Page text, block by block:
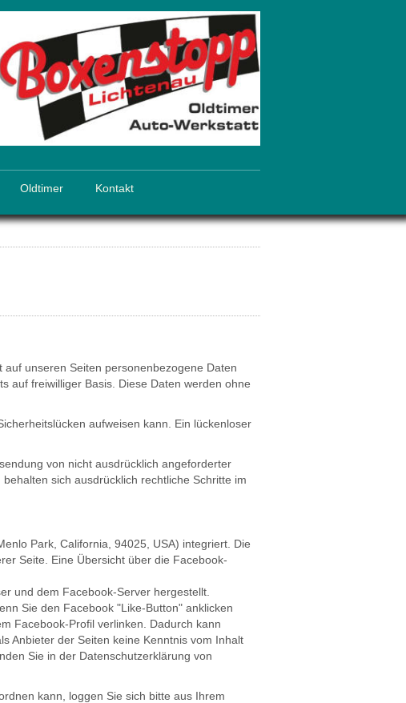
Oldtimer Kontakt
unseren Seiten personenbezogene Daten
auf freiwilliger Basis. Diese Daten werden ohne
aufweisen kann. Ein lückenloser
von nicht ausdrücklich angeforderter
sich ausdrücklich rechtliche Schritte im
Park, California, 94025, USA) integriert. Die
Seite. Eine Übersicht über die Facebook-
und dem Facebook-Server hergestellt.
Sie den Facebook "Like-Button" anklicken
Facebook-Profil verlinken. Dadurch kann
Anbieter der Seiten keine Kenntnis vom Inhalt
Sie in der Datenschutzerklärung von
kann, loggen Sie sich bitte aus Ihrem